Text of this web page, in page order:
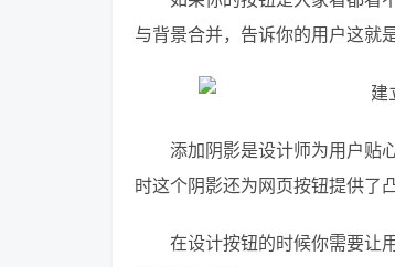
与背景合并，告诉你的用户这就
添加阴影是设计师为用户贴
时这个阴影还为网页按钮提供了
在设计按钮的时候你需要让